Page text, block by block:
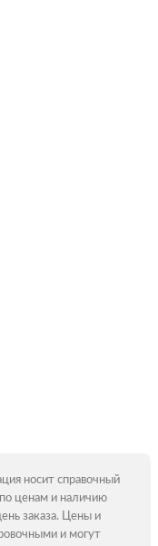
носит справочный
ценам и наличию
заказа. Цены и
и могут